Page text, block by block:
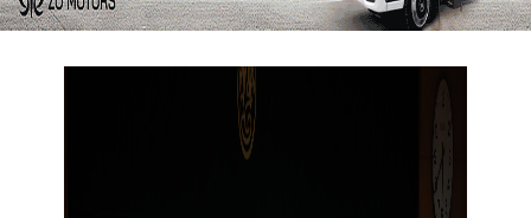
日本华侨报 2025/4/30 20:06:38